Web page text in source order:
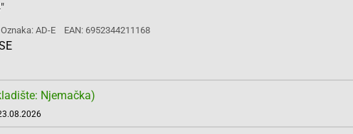
Oznaka: AD-E EAN: 6952344211168
Njemačka)